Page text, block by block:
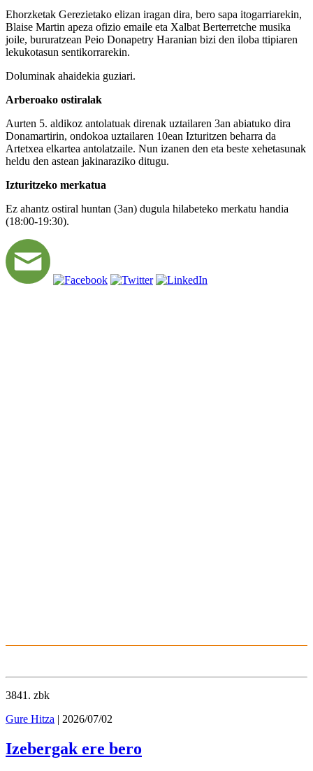
Ehorzketak Gerezietako elizan iragan dira, bero sapa itogarriarekin,
Blaise Martin apeza ofizio emaile eta Xalbat Berterretche musika
joile, bururatzean Peio Donapetry Haranian bizi den iloba ttipiaren
lekukotasun sentikorrarekin.
Doluminak ahaidekia guziari.
Arberoako ostiralak
Aurten 5. aldikoz antolatuak direnak uztailaren 3an abiatuko dira
Donamartirin, ondokoa uztailaren 10ean Izturitzen beharra da
Artetxea elkartea antolatzaile. Nun izanen den eta beste xehetasunak
heldu den astean jakinaraziko ditugu.
Izturitzeko merkatua
Ez ahantz ostiral huntan (3an) dugula hilabeteko merkatu handia
(18:00-19:30).
3841. zbk
Gure Hitza | 2026/07/02
Izebergak ere bero